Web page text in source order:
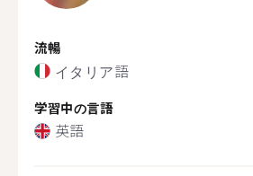
流暢
イタリア語
学習中の言語
英語